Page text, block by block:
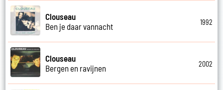
Clouseau
Ben je daar vannacht
1992
Clouseau
Bergen en ravijnen
2002